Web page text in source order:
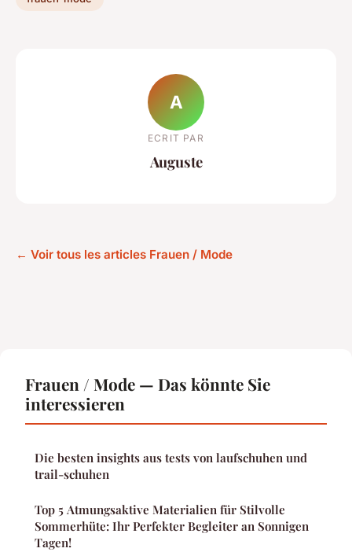
A
ECRIT PAR
Auguste
← Voir tous les articles Frauen / Mode
Frauen / Mode — Das könnte Sie
interessieren
Die besten insights aus tests von laufschuhen und
trail-schuhen
Top 5 Atmungsaktive Materialien für Stilvolle
Sommerhüte: Ihr Perfekter Begleiter an Sonnigen
Tagen!